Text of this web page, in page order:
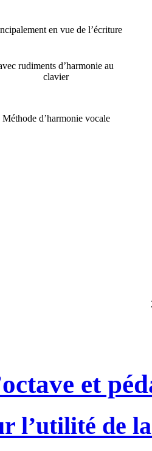
en vue de l’écriture
rudiments d’harmonie au
clavier
Méthode d’harmonie vocale
et
l’utilité de